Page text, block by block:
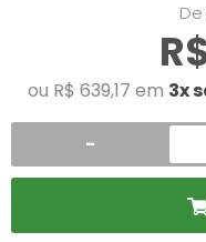
ou R$ 639,17 em 3x
-